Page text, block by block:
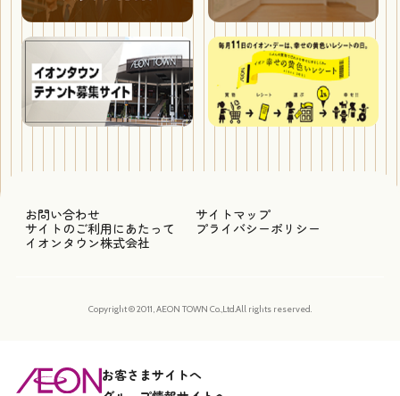
お問い合わせ
サイトマップ
サイトのご利用にあたって
プライバシーポリシー
イオンタウン株式会社
Copyright © 2011, AEON TOWN Co.,Ltd.All rights reserved.
お客さまサイトへ